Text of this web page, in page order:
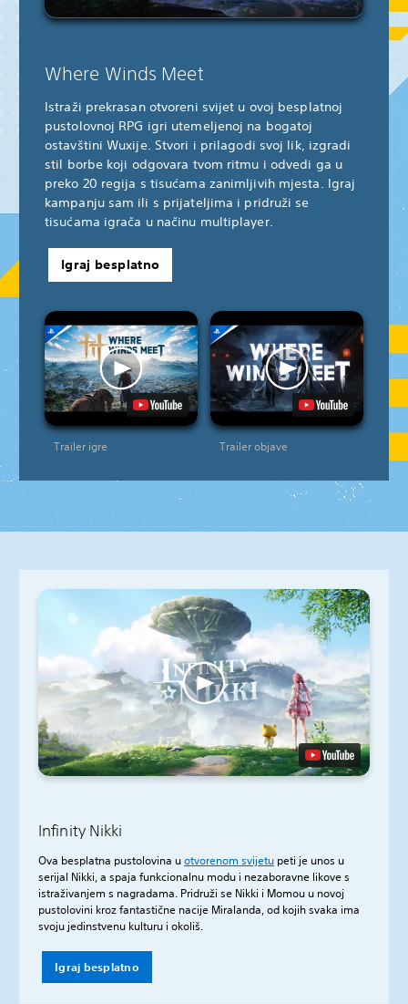
Where Winds Meet
Istraži prekrasan otvoreni svijet u ovoj besplatnoj
pustolovnoj RPG igri utemeljenoj na bogatoj
ostavštini Wuxije. Stvori i prilagodi svoj lik, izgradi
stil borbe koji odgovara tvom ritmu i odvedi ga u
preko 20 regija s tisućama zanimljivih mjesta. Igraj
kampanju sam ili s prijateljima i pridruži se
tisućama igrača u načinu multiplayer.
Igraj besplatno
Trailer igre Trailer objave
Infinity Nikki
Ova besplatna pustolovina uotvorenom svijetu peti je unos u
serijal Nikki, a spaja funkcionalnu modu i nezaboravne likove s
istraživanjem s nagradama. Pridruži se Nikki i Momou u novoj
pustolovini kroz fantastične nacije Miralanda, od kojih svaka ima
svoju jedinstvenu kulturu i okoliš.
Igraj besplatno